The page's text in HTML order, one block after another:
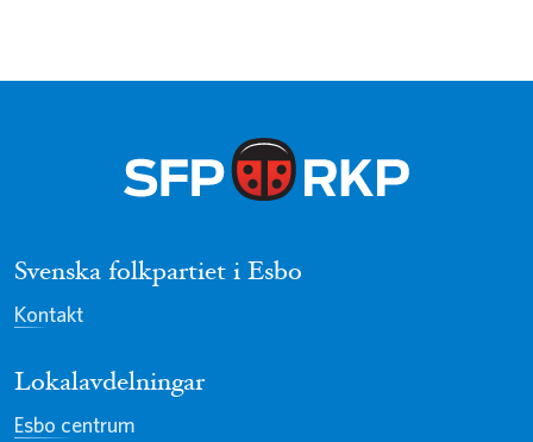
Svenska folkpartiet i Esbo
Kontakt
Lokalavdelningar
Esbo centrum